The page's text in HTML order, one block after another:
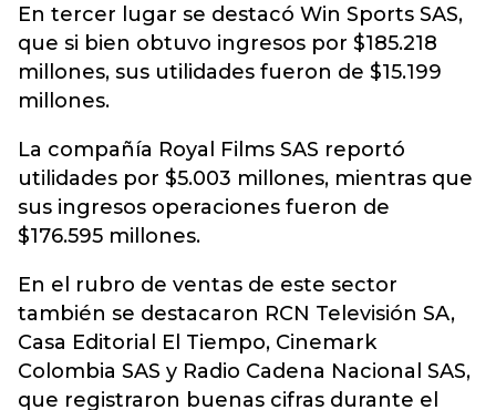
En tercer lugar se destacó Win Sports SAS,
que si bien obtuvo ingresos por $185.218
millones, sus utilidades fueron de $15.199
millones.
La compañía Royal Films SAS reportó
utilidades por $5.003 millones, mientras que
sus ingresos operaciones fueron de
$176.595 millones.
En el rubro de ventas de este sector
también se destacaron RCN Televisión SA,
Casa Editorial El Tiempo, Cinemark
Colombia SAS y Radio Cadena Nacional SAS,
que registraron buenas cifras durante el